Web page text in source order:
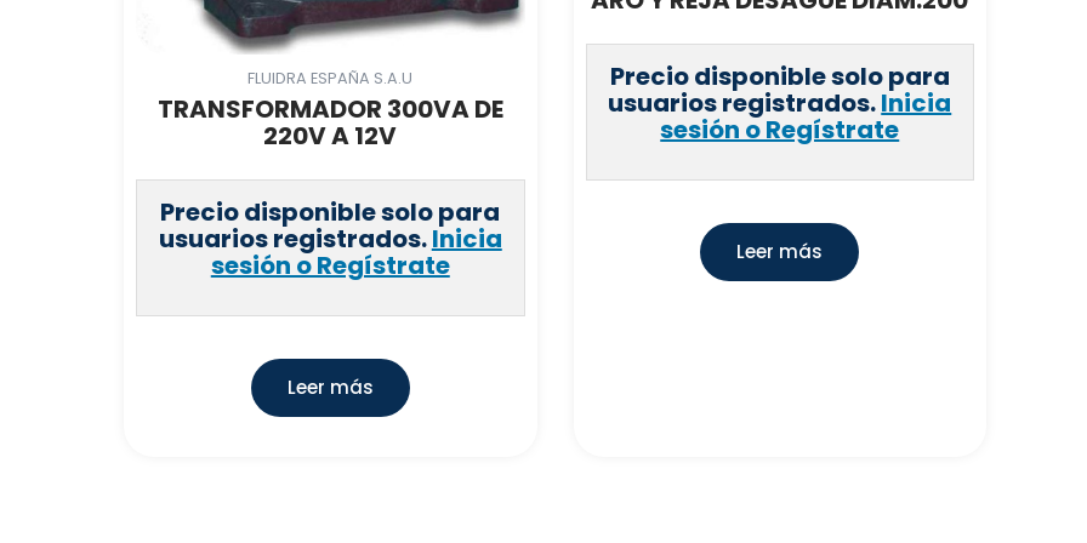
FLUIDRA ESPAÑA S.A.U
TRANSFORMADOR 300VA DE
220V A 12V
Precio disponible solo para
usuarios registrados.Inicia
sesión o Regístrate
Leer más
Precio disponible solo para
usuarios registrados.Inicia
sesión o Regístrate
Leer más